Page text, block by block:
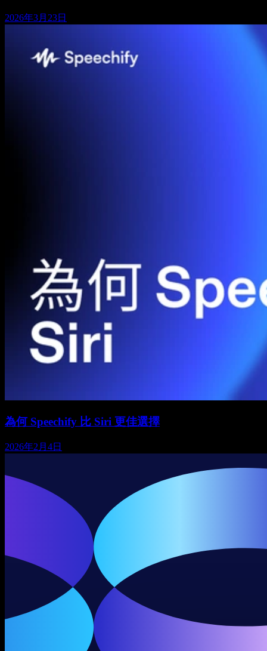
2026年3月23日
為何 Speechify 比 Siri 更佳選擇
2026年2月4日